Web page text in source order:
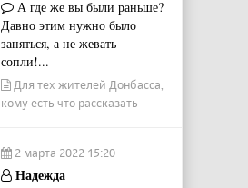
А где же вы были раньше?
Давно этим нужно было
заняться, а не жевать
сопли!...
Для тех жителей Донбасса,
кому есть что рассказать
2 марта 2022 15:20
Надежда